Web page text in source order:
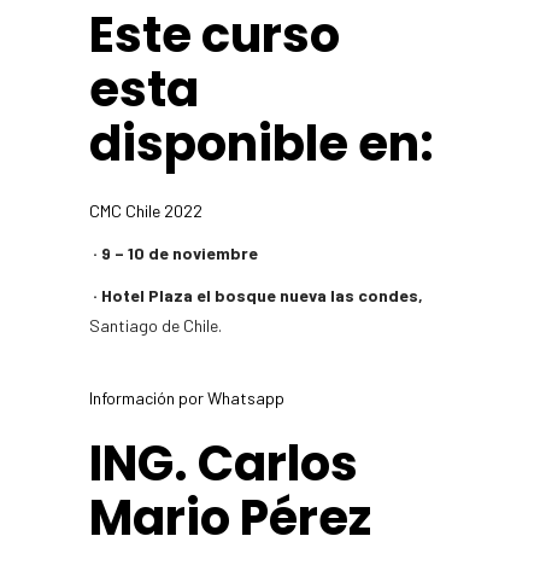
Este curso
esta
disponible en:
CMC Chile 2022
· 9 – 10 de noviembre
· Hotel Plaza el bosque nueva las condes,
Santiago de Chile.
Información por Whatsapp
ING. Carlos
Mario Pérez